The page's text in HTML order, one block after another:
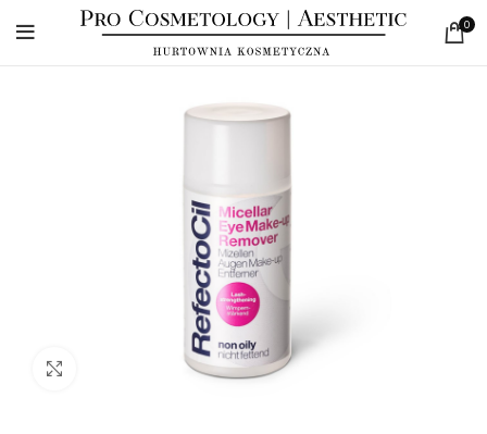
0
Click to enlarge